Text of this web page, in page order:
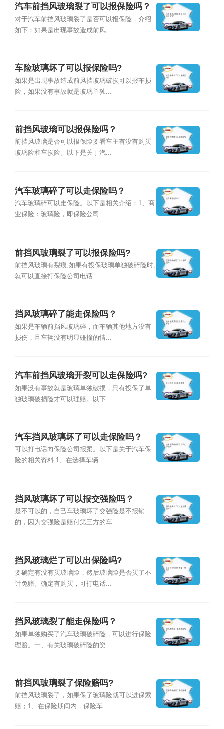
汽车前挡风玻璃裂了可以报保险吗？
对于汽车前挡风玻璃裂了是否可以报保险，介绍
如下：如果是出现事故造成前风...
车险玻璃坏了可以报保险吗?
如果是出现事故造成前风挡玻璃破损可以报车损
险，如果没有事故就是玻璃单独...
前挡风玻璃可以报保险吗？
前挡风玻璃是否可以报保险要看车主有没有购买
玻璃险和车损险。以下是关于汽...
汽车玻璃碎了可以走保险吗？
汽车玻璃碎可以走保险。以下是相关介绍：1、商
业保险：玻璃险，即保险公司...
前挡风玻璃裂了可以报保险吗?
前挡风玻璃有裂痕,如果有投保玻璃单独破碎险时,
就可以直接打保险公司电话...
挡风玻璃碎了能走保险吗？
如果是车辆前挡风玻璃碎，而车辆其他地方没有
损伤，且车辆没有明显碰撞的情...
汽车前挡风玻璃开裂可以走保险吗?
如果没有事故就是玻璃单独破损，只有投保了单
独玻璃破损险才可以理赔。以下...
汽车挡风玻璃坏了可以走保险吗？
可以打电话向保险公司报案。以下是关于汽车保
险的相关资料:1、在选择车辆...
挡风玻璃坏了可以报交强险吗？
是不可以的，自己车玻璃坏了交强险是不报销
的，因为交强险是赔付第三方的车...
挡风玻璃烂了可以出保险吗?
要确定有没有买玻璃险，然后玻璃险是否买了不
计免赔。确定有购买，可打电话...
挡风玻璃裂了能走保险吗？
如果单独购买了汽车玻璃破碎险，可以进行保险
理赔。一、有关玻璃破碎险的资...
前挡风玻璃裂了保险赔吗?
前挡风玻璃裂了，如果保了玻璃险就可以进保索
赔；1、在保险期间内，保险车...